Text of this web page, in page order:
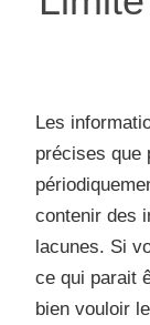
Les
précises que
contenir des
lacunes. Si
ce qui parait
bien vouloir